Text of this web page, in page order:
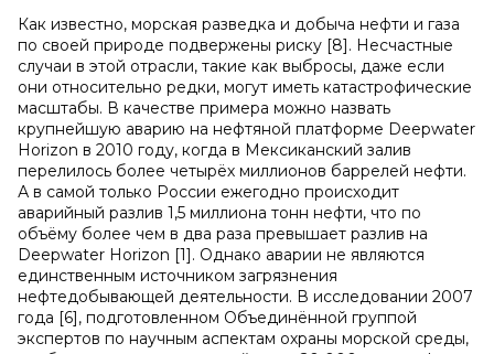
Как известно, морская разведка и добыча нефти и газа
по своей природе подвержены риску [8]. Несчастные
случаи в этой отрасли, такие как выбросы, даже если
они относительно редки, могут иметь катастрофические
масштабы. В качестве примера можно назвать
крупнейшую аварию на нефтяной платформе Deepwater
Horizon в 2010 году, когда в Мексиканский залив
перелилось более четырёх миллионов баррелей нефти.
А в самой только России ежегодно происходит
аварийный разлив 1,5 миллиона тонн нефти, что по
объёму более чем в два раза превышает разлив на
Deepwater Horizon [1]. Однако аварии не являются
единственным источником загрязнения
нефтедобывающей деятельности. В исследовании 2007
года [6], подготовленном Объединённой группой
экспертов по научным аспектам охраны морской среды,